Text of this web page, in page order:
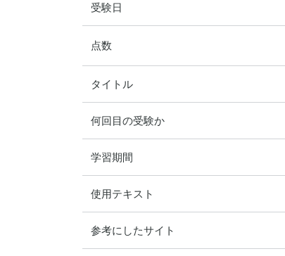
受験日
点数
タイトル
何回目の受験か
学習期間
使用テキスト
参考にしたサイト